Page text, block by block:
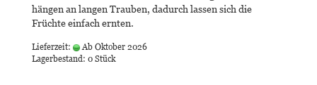
hängen an langen Trauben, dadurch lassen sich die
Früchte einfach ernten.
Lieferzeit:
Ab Oktober 2026
Lagerbestand: 0 Stück